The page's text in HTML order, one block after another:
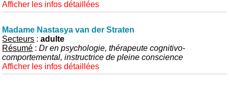
Afficher les infos détaillées
Madame Nastasya van der Straten
Secteurs :adulte
Résumé :Dr en psychologie, thérapeute cognitivo-
comportemental, instructrice de pleine conscience
Afficher les infos détaillées